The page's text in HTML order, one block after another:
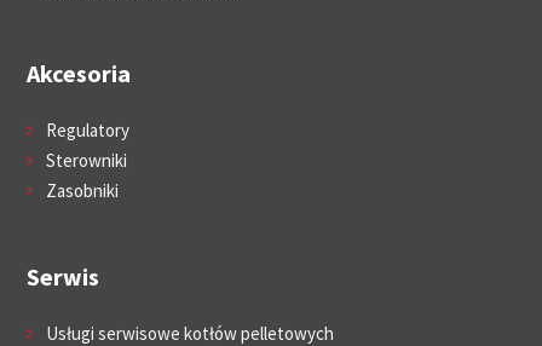
Akcesoria
Regulatory
Sterowniki
Zasobniki
Serwis
Usługi serwisowe kotłów pelletowych